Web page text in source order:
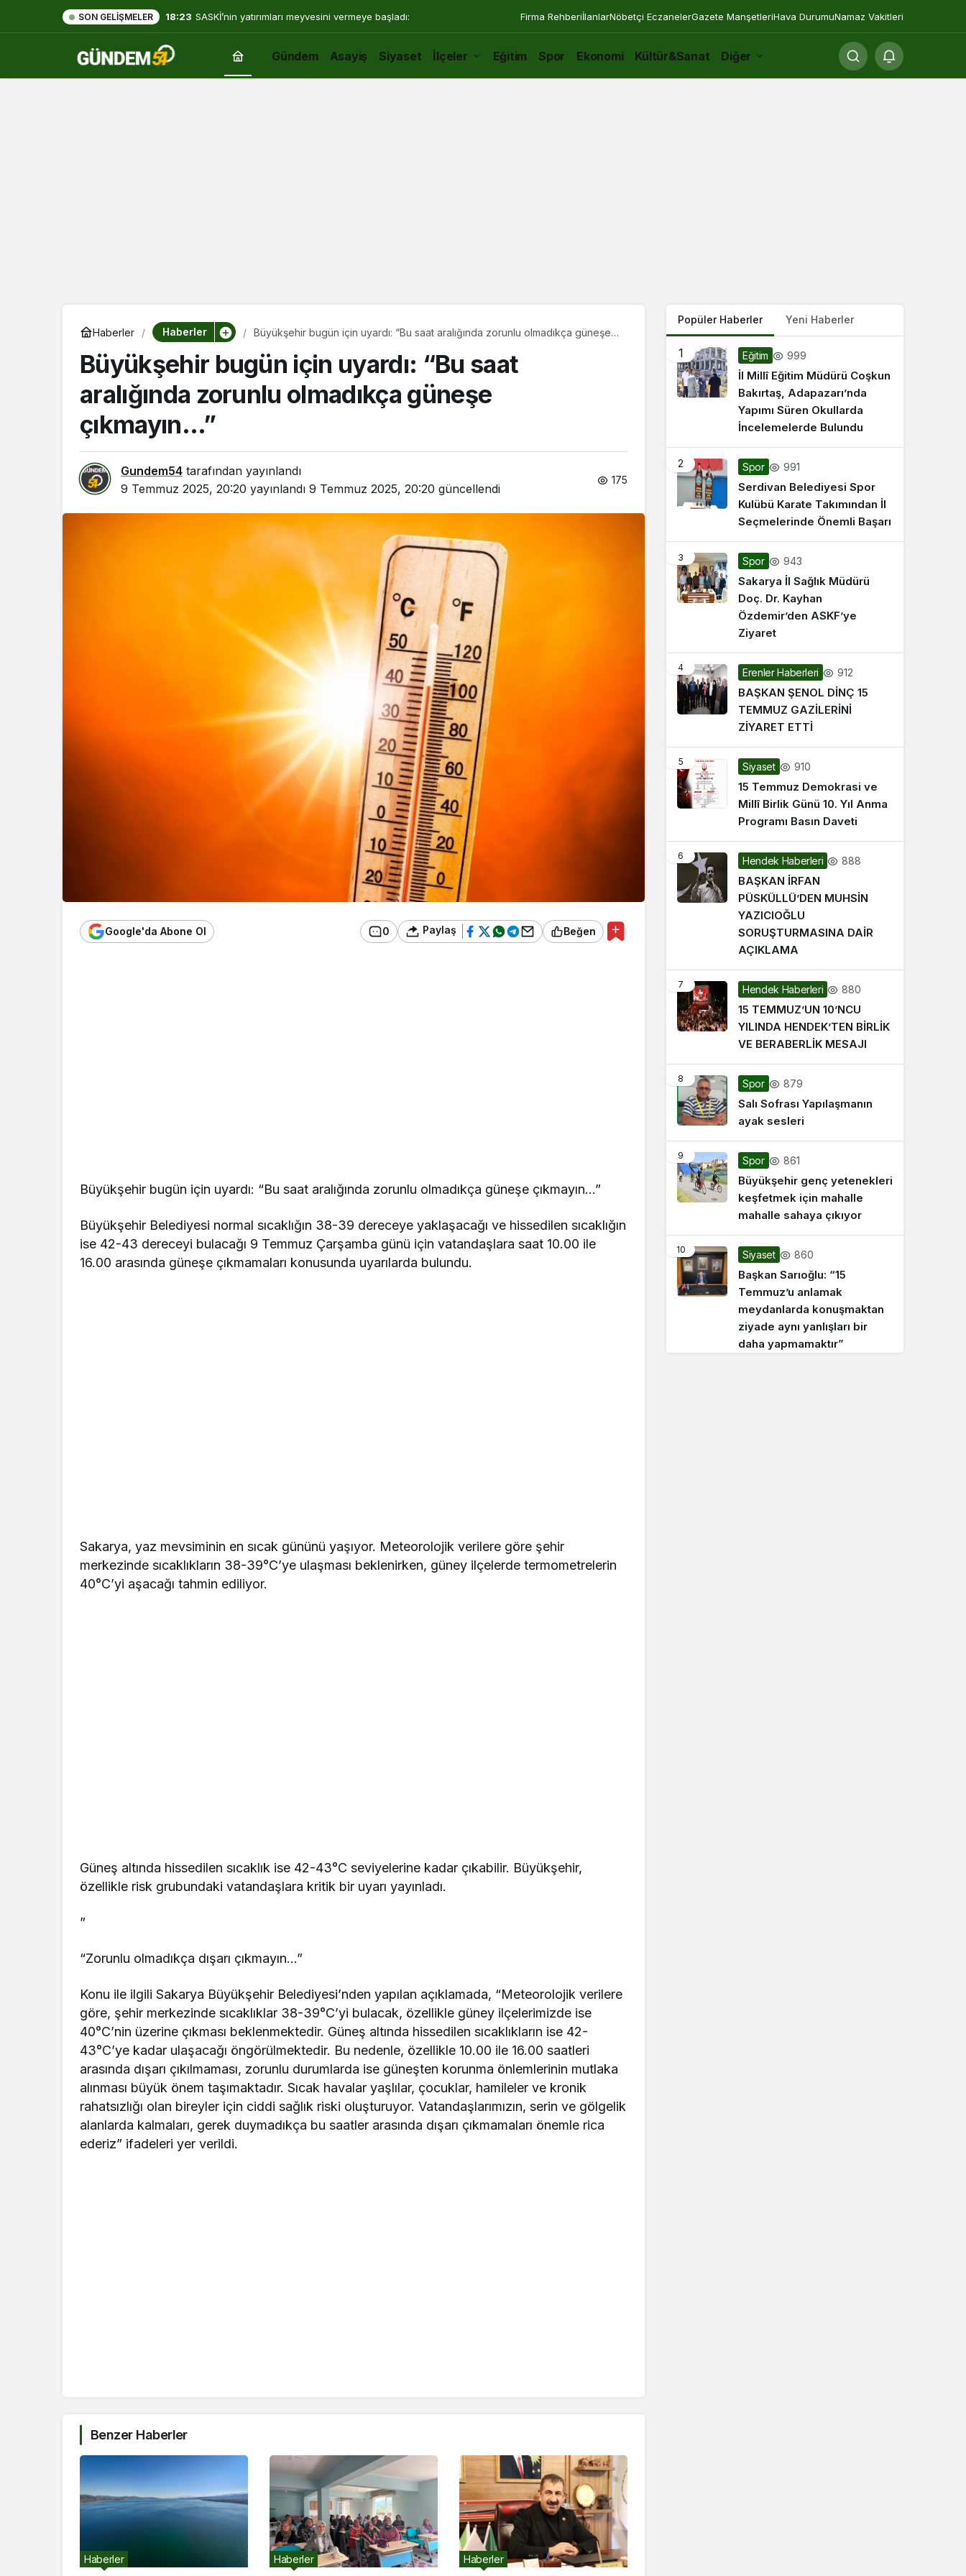
SON GELIŞMELER 18:23 SASKİ’nin yatırımları meyvesini vermeye başladı: Firma RehberiİlanlarNöbetçi EczanelerGazete ManşetleriHava DurumuNamaz Vakitleri
Gündem Asayiş Siyaset İlçeler Eğitim Spor Ekonomi Kültür&Sanat Diğer
Haberler Haberler
Büyükşehir bugün için uyardı: “Bu saat aralığında zorunlu olmadıkça güneşe
Büyükşehir bugün için uyardı: “Bu saat
aralığında zorunlu olmadıkça güneşe
çıkmayın…”
Gundem54 tarafından yayınlandı
9 Temmuz 2025, 20:20 yayınlandı 9 Temmuz 2025, 20:20 güncellendi
175
Google'da Abone Ol 0 Paylaş Beğen
Büyükşehir bugün için uyardı: “Bu saat aralığında zorunlu olmadıkça güneşe çıkmayın…”
Büyükşehir Belediyesi normal sıcaklığın 38-39 dereceye yaklaşacağı ve hissedilen sıcaklığın
ise 42-43 dereceyi bulacağı 9 Temmuz Çarşamba günü için vatandaşlara saat 10.00 ile
16.00 arasında güneşe çıkmamaları konusunda uyarılarda bulundu.
Sakarya, yaz mevsiminin en sıcak gününü yaşıyor. Meteorolojik verilere göre şehir
merkezinde sıcaklıkların 38-39°C’ye ulaşması beklenirken, güney ilçelerde termometrelerin
40°C’yi aşacağı tahmin ediliyor.
Güneş altında hissedilen sıcaklık ise 42-43°C seviyelerine kadar çıkabilir. Büyükşehir,
özellikle risk grubundaki vatandaşlara kritik bir uyarı yayınladı.
”
“Zorunlu olmadıkça dışarı çıkmayın…”
Konu ile ilgili Sakarya Büyükşehir Belediyesi’nden yapılan açıklamada, “Meteorolojik verilere
göre, şehir merkezinde sıcaklıklar 38-39°C’yi bulacak, özellikle güney ilçelerimizde ise
40°C’nin üzerine çıkması beklenmektedir. Güneş altında hissedilen sıcaklıkların ise 42-
43°C’ye kadar ulaşacağı öngörülmektedir. Bu nedenle, özellikle 10.00 ile 16.00 saatleri
arasında dışarı çıkılmaması, zorunlu durumlarda ise güneşten korunma önlemlerinin mutlaka
alınması büyük önem taşımaktadır. Sıcak havalar yaşlılar, çocuklar, hamileler ve kronik
rahatsızlığı olan bireyler için ciddi sağlık riski oluşturuyor. Vatandaşlarımızın, serin ve gölgelik
alanlarda kalmaları, gerek duymadıkça bu saatler arasında dışarı çıkmamaları önemle rica
ederiz” ifadeleri yer verildi.
Benzer Haberler
Haberler Haberler Haberler
Popüler Haberler Yeni Haberler
1 Eğitim 999
İl Millî Eğitim Müdürü Coşkun
Bakırtaş, Adapazarı’nda
Yapımı Süren Okullarda
İncelemelerde Bulundu
2 Spor 991
Serdivan Belediyesi Spor
Kulübü Karate Takımından İl
Seçmelerinde Önemli Başarı
3 Spor 943
Sakarya İl Sağlık Müdürü
Doç. Dr. Kayhan
Özdemir’den ASKF’ye
Ziyaret
4 Erenler Haberleri 912
BAŞKAN ŞENOL DİNÇ 15
TEMMUZ GAZİLERİNİ
ZİYARET ETTİ
5 Siyaset 910
15 Temmuz Demokrasi ve
Millî Birlik Günü 10. Yıl Anma
Programı Basın Daveti
6 Hendek Haberleri 888
BAŞKAN İRFAN
PÜSKÜLLÜ’DEN MUHSİN
YAZICIOĞLU
SORUŞTURMASINA DAİR
AÇIKLAMA
7 Hendek Haberleri 880
15 TEMMUZ’UN 10’NCU
YILINDA HENDEK’TEN BİRLİK
VE BERABERLİK MESAJI
8 Spor 879
Salı Sofrası Yapılaşmanın
ayak sesleri
9 Spor 861
Büyükşehir genç yetenekleri
keşfetmek için mahalle
mahalle sahaya çıkıyor
10 Siyaset 860
Başkan Sarıoğlu: “15
Temmuz’u anlamak
meydanlarda konuşmaktan
ziyade aynı yanlışları bir
daha yapmamaktır”